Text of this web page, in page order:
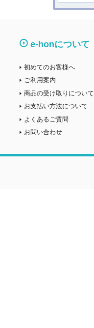
e-honについて
初めてのお客様へ
ご利用案内
商品の受け取りについて
お支払い方法について
よくあるご質問
お問い合わせ